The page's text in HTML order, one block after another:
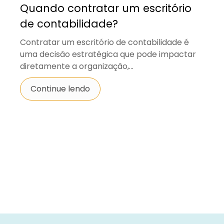
Quando contratar um escritório
de contabilidade?
Contratar um escritório de contabilidade é
uma decisão estratégica que pode impactar
diretamente a organização,...
Continue lendo